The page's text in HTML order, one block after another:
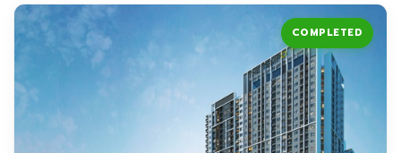
COMPLETED